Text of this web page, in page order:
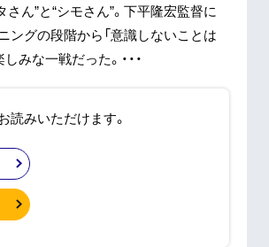
ん”と“シモさん”。下平隆宏監督に
ングの段階から「意識しないことは
な一戦だった。・・・
読みいただけます。